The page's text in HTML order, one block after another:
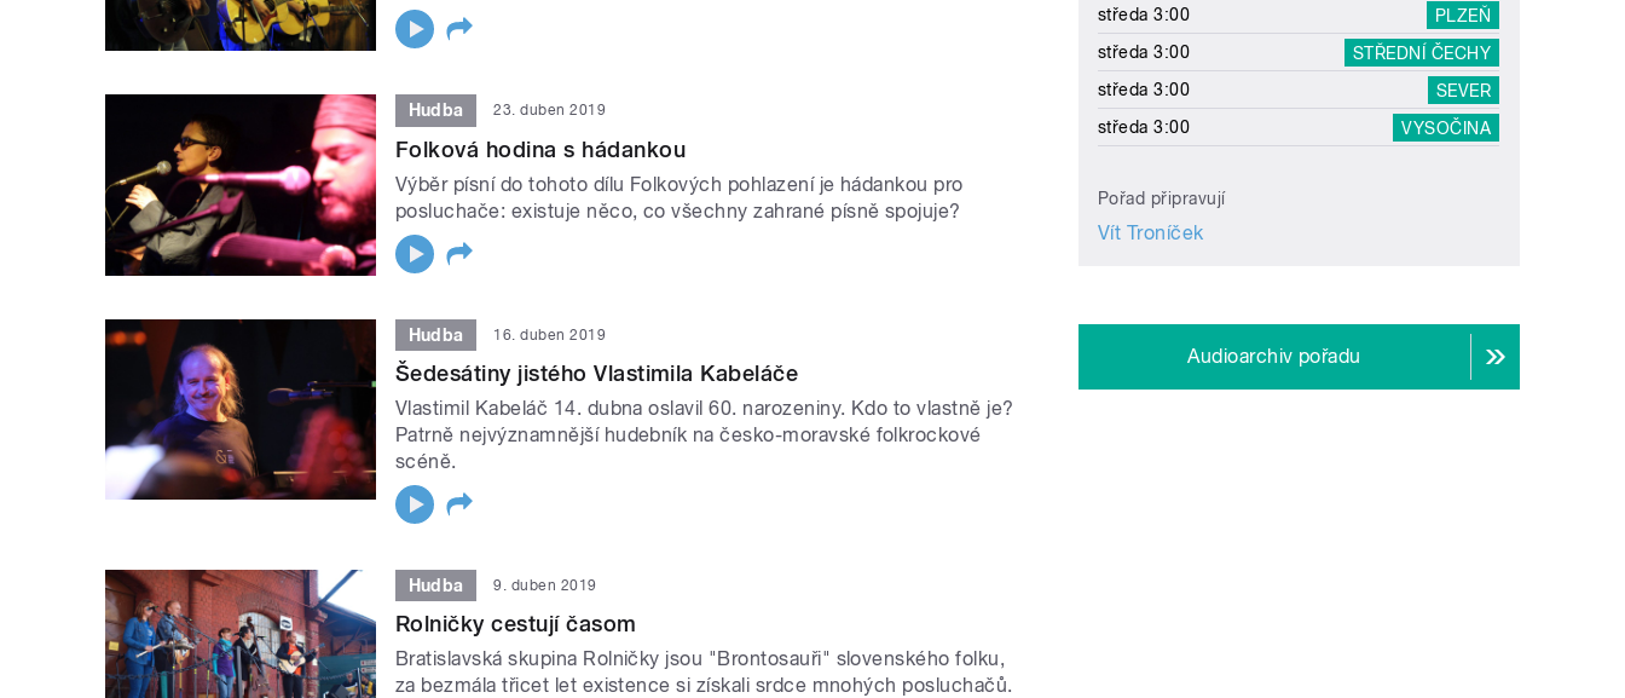
Hudba 23. duben 2019
Folková hodina s hádankou
Výběr písní do tohoto dílu Folkových pohlazení je hádankou pro
posluchače: existuje něco, co všechny zahrané písně spojuje?
Hudba 16. duben 2019
Šedesátiny jistého Vlastimila Kabeláče
Vlastimil Kabeláč 14. dubna oslavil 60. narozeniny. Kdo to vlastně je?
Patrně nejvýznamnější hudebník na česko-moravské folkrockové
scéně.
Hudba 9. duben 2019
Rolničky cestují časom
Bratislavská skupina Rolničky jsou "Brontosauři" slovenského folku,
za bezmála třicet let existence si získali srdce mnohých posluchačů.
středa 3:00
PLZEŇ
středa 3:00
STŘEDNÍ ČECHY
středa 3:00
SEVER
středa 3:00
VYSOČINA
Pořad připravují
Vít Troníček
Audioarchiv pořadu